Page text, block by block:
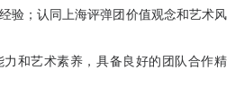
；认同上海评弹团价值观念和艺术风
和艺术素养，具备良好的团队合作精